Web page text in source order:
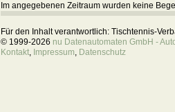
Im angegebenen Zeitraum wurden keine
Für den Inhalt verantwortlich: Tischtennis-
© 1999-2026 nu Datenautomaten GmbH -
Kontakt, Impressum, Datenschutz